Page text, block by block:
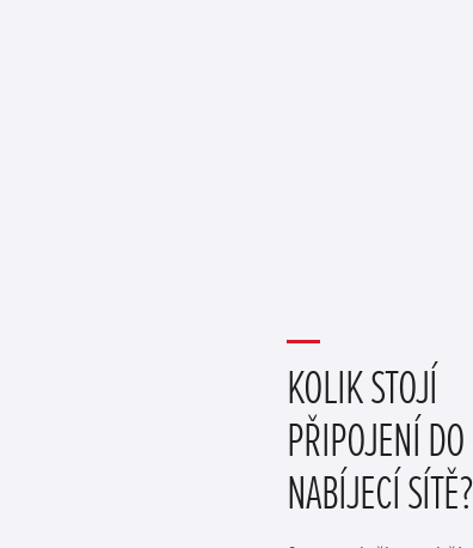
KOLIK STOJÍ
PŘIPOJENÍ DO
NABÍJECÍ SÍTĚ?